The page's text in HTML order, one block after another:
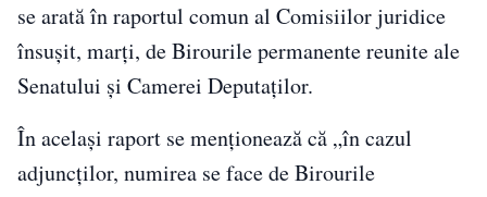
se arată în raportul comun al Comisiilor juridice
însuşit, marţi, de Birourile permanente reunite ale
Senatului şi Camerei Deputaţilor.
În acelaşi raport se menţionează că „în cazul
adjuncţilor, numirea se face de Birourile